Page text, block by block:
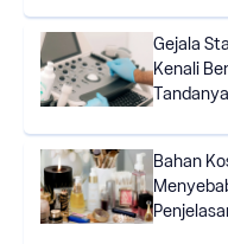
Gejala
Kenali
Tandanya
Bahan